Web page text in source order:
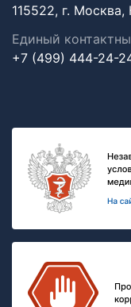
115522, г.
Единый
+7 (499) 444-24-